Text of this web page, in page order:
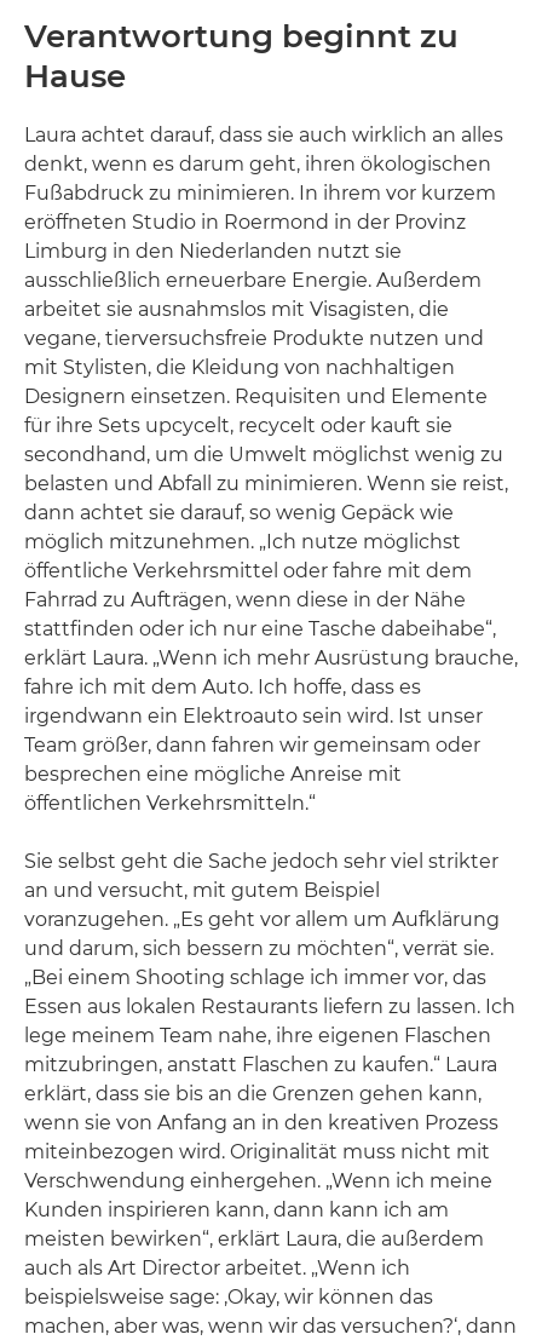
Verantwortung beginnt zu
Hause
Laura achtet darauf, dass sie auch wirklich an alles
denkt, wenn es darum geht, ihren ökologischen
Fußabdruck zu minimieren. In ihrem vor kurzem
eröffneten Studio in Roermond in der Provinz
Limburg in den Niederlanden nutzt sie
ausschließlich erneuerbare Energie. Außerdem
arbeitet sie ausnahmslos mit Visagisten, die
vegane, tierversuchsfreie Produkte nutzen und
mit Stylisten, die Kleidung von nachhaltigen
Designern einsetzen. Requisiten und Elemente
für ihre Sets upcycelt, recycelt oder kauft sie
secondhand, um die Umwelt möglichst wenig zu
belasten und Abfall zu minimieren. Wenn sie reist,
dann achtet sie darauf, so wenig Gepäck wie
möglich mitzunehmen. „Ich nutze möglichst
öffentliche Verkehrsmittel oder fahre mit dem
Fahrrad zu Aufträgen, wenn diese in der Nähe
stattfinden oder ich nur eine Tasche dabeihabe“,
erklärt Laura. „Wenn ich mehr Ausrüstung brauche,
fahre ich mit dem Auto. Ich hoffe, dass es
irgendwann ein Elektroauto sein wird. Ist unser
Team größer, dann fahren wir gemeinsam oder
besprechen eine mögliche Anreise mit
öffentlichen Verkehrsmitteln.“
Sie selbst geht die Sache jedoch sehr viel strikter
an und versucht, mit gutem Beispiel
voranzugehen. „Es geht vor allem um Aufklärung
und darum, sich bessern zu möchten“, verrät sie.
„Bei einem Shooting schlage ich immer vor, das
Essen aus lokalen Restaurants liefern zu lassen. Ich
lege meinem Team nahe, ihre eigenen Flaschen
mitzubringen, anstatt Flaschen zu kaufen.“ Laura
erklärt, dass sie bis an die Grenzen gehen kann,
wenn sie von Anfang an in den kreativen Prozess
miteinbezogen wird. Originalität muss nicht mit
Verschwendung einhergehen. „Wenn ich meine
Kunden inspirieren kann, dann kann ich am
meisten bewirken“, erklärt Laura, die außerdem
auch als Art Director arbeitet. „Wenn ich
beispielsweise sage: ‚Okay, wir können das
machen, aber was, wenn wir das versuchen?‘, dann